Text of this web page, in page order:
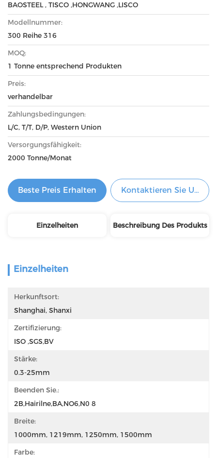
BAOSTEEL , TISCO ,HONGWANG ,LISCO
Modellnummer:
300 Reihe 316
MOQ:
1 Tonne entsprechend Produkten
Preis:
verhandelbar
Zahlungsbedingungen:
L/C, T/T, D/P, Western Union
Versorgungsfähigkeit:
2000 Tonne/Monat
Beste Preis Erhalten Kontaktieren Sie Uns
Einzelheiten Beschreibung Des Produkts
Einzelheiten
Herkunftsort:
Shanghai, Shanxi
Zertifizierung:
ISO ,SGS,BV
Stärke:
0.3-25mm
Beenden Sie.:
2B,Hairilne,BA,NO6,N0 8
Breite:
1000mm, 1219mm, 1250mm, 1500mm
Farbe: